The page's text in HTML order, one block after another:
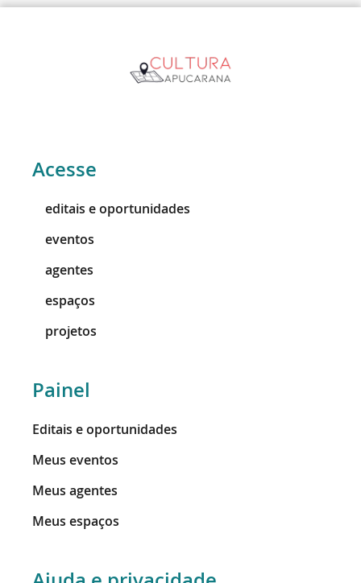
Acesse
editais e oportunidades
eventos
agentes
espaços
projetos
Painel
Editais e oportunidades
Meus eventos
Meus agentes
Meus espaços